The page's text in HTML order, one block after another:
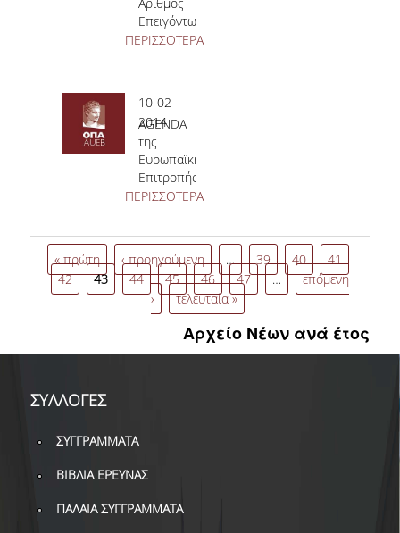
Επειγόντων
ΠΕΡΙΣΣΟΤΕΡΑ
10-02-
2014
AGENDA
της
Ευρωπαϊκής
Επιτροπής
10 – 16
ΠΕΡΙΣΣΟΤΕΡΑ
« πρώτη ‹ προηγούμενη … 39 40
41
42
43 44 45 46 47 …
επόμενη
›
τελευταία »
Αρχείο Νέων ανά έτος
ΣΥΛΛΟΓΕΣ
ΣΥΓΓΡΑΜΜΑΤΑ
ΒΙΒΛΙΑ ΕΡΕΥΝΑΣ
ΠΑΛΑΙΑ ΣΥΓΓΡΑΜΜΑΤΑ